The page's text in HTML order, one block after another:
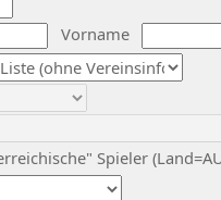
Vorname
Spieler